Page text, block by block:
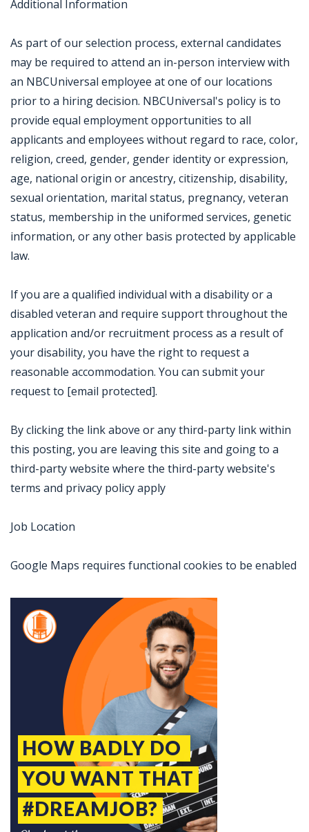
Additional Information
As part of our selection process, external candidates
may be required to attend an in-person interview with
an NBCUniversal employee at one of our locations
prior to a hiring decision. NBCUniversal's policy is to
provide equal employment opportunities to all
applicants and employees without regard to race, color,
religion, creed, gender, gender identity or expression,
age, national origin or ancestry, citizenship, disability,
sexual orientation, marital status, pregnancy, veteran
status, membership in the uniformed services, genetic
information, or any other basis protected by applicable
law.
If you are a qualified individual with a disability or a
disabled veteran and require support throughout the
application and/or recruitment process as a result of
your disability, you have the right to request a
reasonable accommodation. You can submit your
request to [email protected].
By clicking the link above or any third-party link within
this posting, you are leaving this site and going to a
third-party website where the third-party website's
terms and privacy policy apply
Job Location
Google Maps requires functional cookies to be enabled